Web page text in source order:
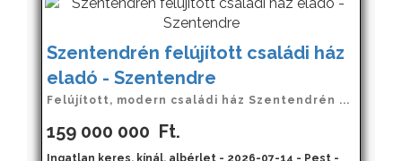
Szentendrén felújított családi ház
eladó - Szentendre
Felújított, modern családi ház Szentendrén ...
159 000 000 Ft.
Ingatlan keres, kínál, albérlet - 2026-07-14 - Pest -